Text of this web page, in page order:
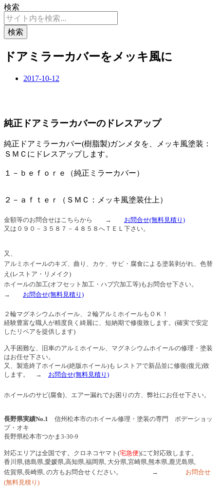
検索
検索
ドアミラーカバーをメッキ風に
2017-10-12
純正ドアミラーカバーのドレスアップ
純正ドアミラーカバー(樹脂製)ガンメタを、メッキ風塗装：
ＳＭＣにドレスアップします。
１－ｂｅｆｏｒｅ（純正ミラーカバー）
２－ａｆｔｅｒ（ＳＭＣ：メッキ風塗装仕上）
金額等のお問合せはこちらから → お問合せ(無料見積り)
又は０９０－３５８７－４８５８へＴＥＬ下さい。
又、
アルミホイールのキズ、曲り、カケ、サビ・腐食による塗装剥がれ、色替
え(レストア・リメイク)
ホイールの加工(オフセット加工・ハブ穴加工等)もお問合せ下さい。
→ お問合せ(無料見積り)
２輪マグネシウムホイール、２輪アルミホイールもＯＫ！
経験豊富な職人が精度良く綺麗に、短納期で修復致します。(確実で安定
したリペアを提供します)
入手困難な、旧車のアルミホイール、マグネシウムホイールの修理・塗装
はお任せ下さい。
又、製造終了ホイール(絶版ホイール)も レストアで新品並に修復(復元)致
します。
→ お問合せ(無料見積り)
ホイールのサビ(腐食)、エアー漏れでお困りの方、弊社にお任せ下さい。
長野県実績No.1 信州松本市のホイール修理・塗装の専門 ボデーショッ
プ・オキ
長野県松本市つかま3-30-9
対応エリアは全国です。クロネコヤマト(宅急便)にて対応致します。
香川県,徳島県,愛媛県,高知県,福岡県, 大分県,宮崎県,熊本県,鹿児島県,
佐賀県,長崎県, の方もお問合せください。 →
お問合せ
(無料見積り)